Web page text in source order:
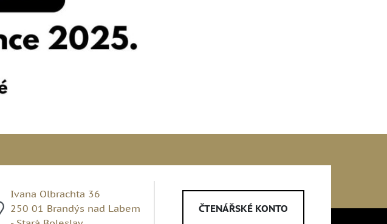
Ivana Olbrachta 36
250 01 Brandýs nad Labem
ČTENÁŘSKÉ KONTO